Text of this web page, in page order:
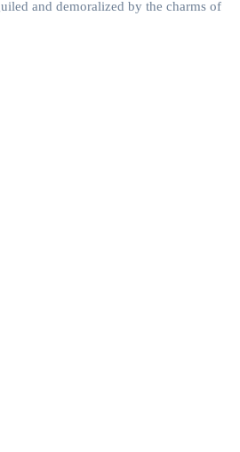
and demoralized by the charms of